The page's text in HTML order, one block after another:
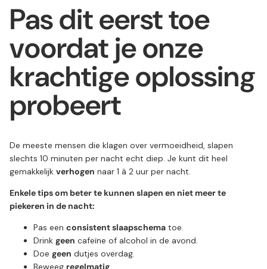
Pas dit eerst toe
voordat je onze
krachtige oplossing
probeert
De meeste mensen die klagen over vermoeidheid, slapen
slechts 10 minuten per nacht echt diep. Je kunt dit heel
gemakkelijk verhogen naar 1 à 2 uur per nacht.
Enkele tips om beter te kunnen slapen en niet meer te
piekeren in de nacht:
Pas een consistent slaapschema toe.
Drink geen cafeïne of alcohol in de avond.
Doe geen dutjes overdag.
Beweeg regelmatig.